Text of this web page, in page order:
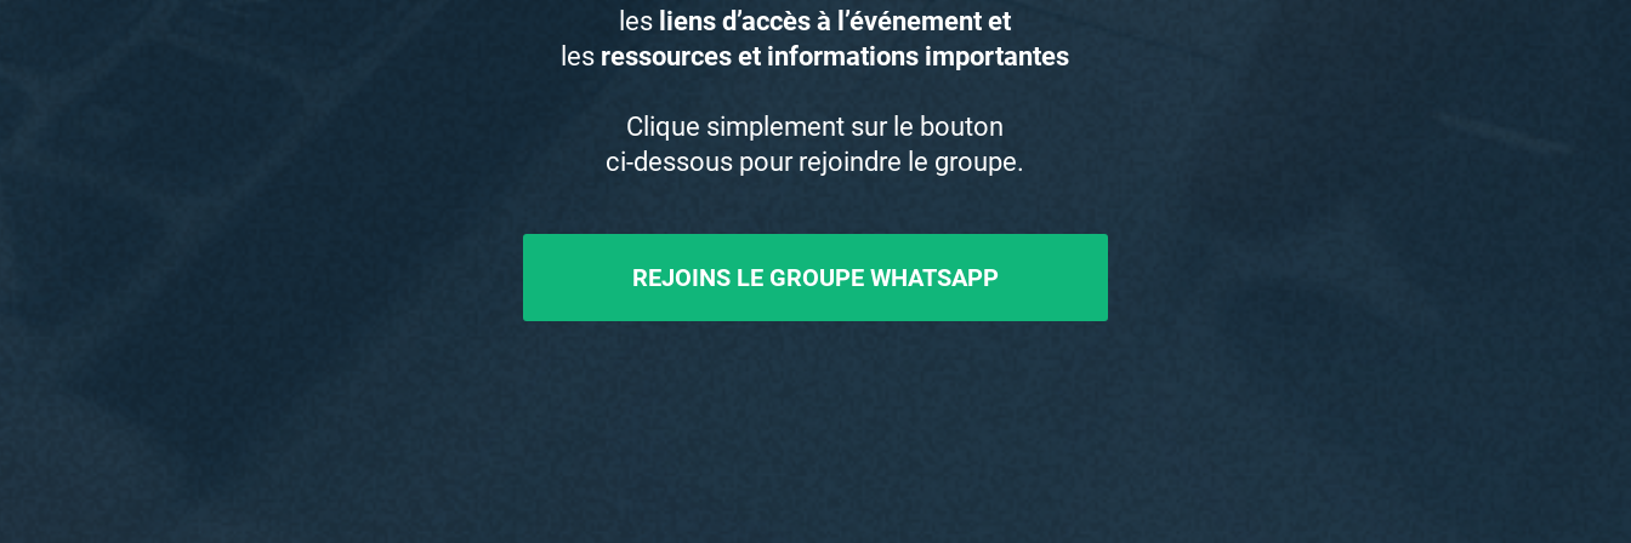
les liens d’accès à l’événement et
les ressources et informations importantes
Clique simplement sur le bouton
ci-dessous pour rejoindre le groupe.
REJOINS LE GROUPE WHATSAPP